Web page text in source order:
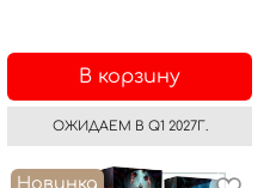
В корзину
ОЖИДАЕМ В Q1 2027Г.
Новинка